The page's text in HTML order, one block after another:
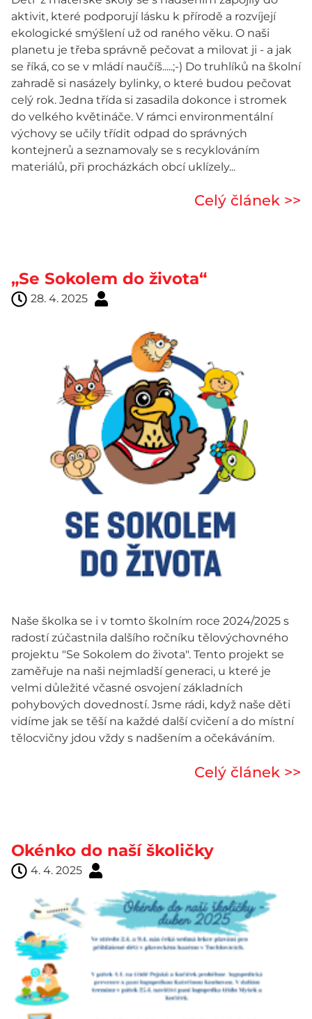
aktivit, které podporují lásku k přírodě a rozvíjejí
ekologické smýšlení už od raného věku. O naši
planetu je třeba správně pečovat a milovat ji - a jak
se říká, co se v mládí naučíš.....;-) Do truhlíků na školní
zahradě si nasázely bylinky, o které budou pečovat
celý rok. Jedna třída si zasadila dokonce i stromek
do velkého květináče. V rámci environmentální
výchovy se učily třídit odpad do správných
kontejnerů a seznamovaly se s recyklováním
materiálů, při procházkách obcí uklízely...
Celý článek >>
„Se Sokolem do života“
28. 4. 2025
Naše školka se i v tomto školním roce 2024/2025 s
radostí zúčastnila dalšího ročníku tělovýchovného
projektu "Se Sokolem do života". Tento projekt se
zaměřuje na naši nejmladší generaci, u které je
velmi důležité včasné osvojení základních
pohybových dovedností. Jsme rádi, když naše děti
vidíme jak se těší na každé další cvičení a do místní
tělocvičny jdou vždy s nadšením a očekáváním.
Celý článek >>
Okénko do naší školičky
4. 4. 2025